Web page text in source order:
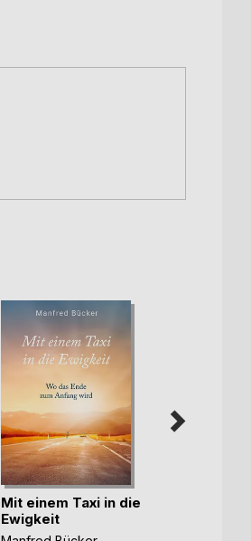
Mit einem Taxi in die
Ewigkeit